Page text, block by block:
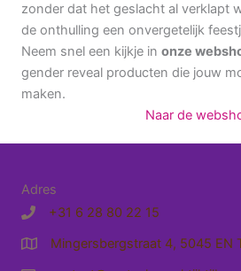
zonder dat het geslacht al verklapt
de onthulling een onvergetelijk
Neem snel een kijkje in onze
gender reveal producten die jouw
maken.
Naar de
Adres
+31 6 28 80 22 15
Route naar Pretecho Praktijk Tilburg
Mingersbergstraat 4, 5045 EN